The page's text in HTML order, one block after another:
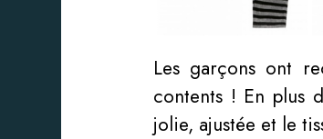
Les garçons ont
contents ! En plus
jolie, ajustée et le